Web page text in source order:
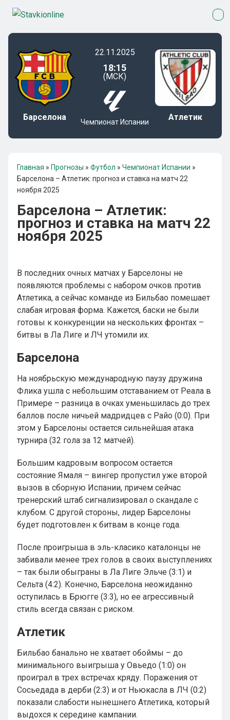
Барселона
22.11.2025
18:15
(МСК)
Чемпионат Испании Атлетик
Главная » Прогнозы » Футбол » Чемпионат Испании »
Барселона – Атлетик: прогноз и ставка на матч 22
ноября 2025
Барселона – Атлетик:
прогноз и ставка на матч 22
ноября 2025
В последних очных матчах у Барселоны не
появляются проблемы с набором очков против
Атлетика, а сейчас команде из Бильбао помешает
слабая игровая форма. Кажется, баски не были
готовы к конкуренции на нескольких фронтах –
битвы в Ла Лиге и ЛЧ утомили их.
Барселона
На ноябрьскую международную паузу дружина
Флика ушла с небольшим отставанием от Реала в
Примере – разница в очках уменьшилась до трех
баллов после ничьей мадридцев с Райо (0:0). При
этом у Барселоны остается сильнейшая атака
турнира (32 гола за 12 матчей).
Большим кадровым вопросом остается
состояние Ямаля – вингер пропустил уже второй
вызов в сборную Испании, причем сейчас
тренерский штаб сигнализировал о скандале с
клубом. С другой стороны, лидер Барселоны
будет подготовлен к битвам в конце года.
После проигрыша в эль-класико каталонцы не
забивали менее трех голов в своих выступлениях
– так были обыграны в Ла Лиге Эльче (3:1) и
Сельта (4:2). Конечно, Барселона неожиданно
оступилась в Брюгге (3:3), но ее агрессивный
стиль всегда связан с риском.
Атлетик
Бильбао банально не хватает обоймы – до
минимального выигрыша у Овьедо (1:0) он
проиграл в трех встречах кряду. Поражения от
Сосьедада в дерби (2:3) и от Ньюкасла в ЛЧ (0:2)
показали слабости нынешнего Атлетика, который
выдохся к середине кампании.